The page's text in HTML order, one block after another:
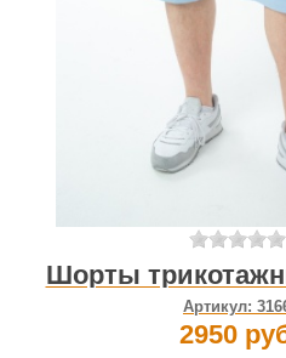
Шорты
Артикул:
2950